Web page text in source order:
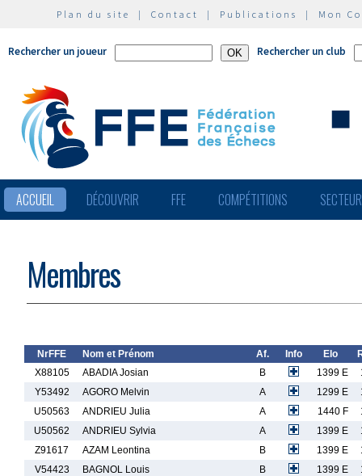
Plan du site | Contact | Publications | Mon
Rechercher un joueur Rechercher un club
ACCUEIL DÉCOUVRIR FFE COMPÉTITIONS
Membres
NrFFE Nom et Prénom Af. Info Elo
X88105
ABADIA Josian B 1399 E
Y53492
AGORO Melvin A 1299 E
U50563
ANDRIEU Julia A 1440 F
U50562
ANDRIEU Sylvia A 1399 E
Z91617
AZAM Leontina B 1399 E
V54423
BAGNOL Louis B 1399 E